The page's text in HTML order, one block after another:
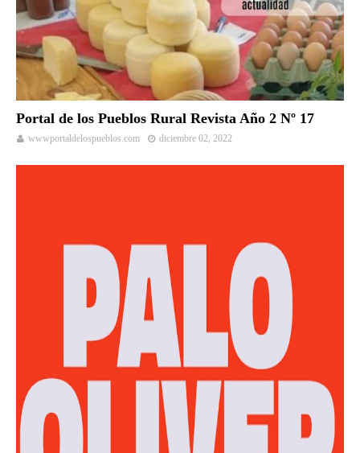
Portal de los Pueblos Rural Revista Año 2 Nº 17
wwwportaldelospueblos.com diciembre 02, 2022